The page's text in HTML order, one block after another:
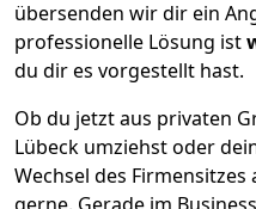
übersenden wir dir ein
professionelle Lösung ist
du dir es vorgestellt hast.
Ob du jetzt aus privaten
Lübeck umziehst oder
Wechsel des